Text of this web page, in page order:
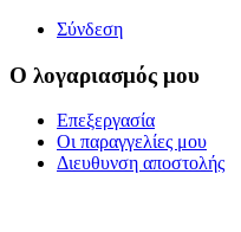
Σύνδεση
Ο λογαριασμός μου
Επεξεργασία
Οι παραγγελίες μου
Διευθυνση αποστολής